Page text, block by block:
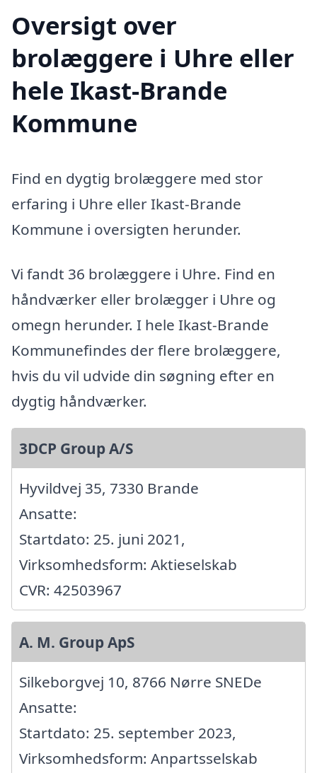
Oversigt over
brolæggere i Uhre eller
hele Ikast-Brande
Kommune
Find en dygtig brolæggere med stor
erfaring i Uhre eller Ikast-Brande
Kommune i oversigten herunder.
Vi fandt 36 brolæggere i Uhre. Find en
håndværker eller brolægger i Uhre og
omegn herunder. I hele Ikast-Brande
Kommunefindes der flere brolæggere,
hvis du vil udvide din søgning efter en
dygtig håndværker.
3DCP Group A/S
Hyvildvej 35, 7330 Brande
Ansatte:
Startdato: 25. juni 2021,
Virksomhedsform: Aktieselskab
CVR: 42503967
A. M. Group ApS
Silkeborgvej 10, 8766 Nørre SNEDe
Ansatte:
Startdato: 25. september 2023,
Virksomhedsform: Anpartsselskab